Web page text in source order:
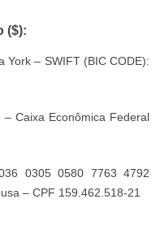
($):
York – SWIFT (BIC CODE):
Caixa Econômica Federal
0305 0580 7763 4792
– CPF 159.462.518-21